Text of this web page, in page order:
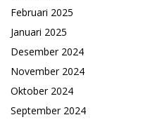
Februari 2025
Januari 2025
Desember 2024
November 2024
Oktober 2024
September 2024